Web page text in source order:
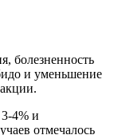
болезненность
и уменьшение
4% и
отмечалось